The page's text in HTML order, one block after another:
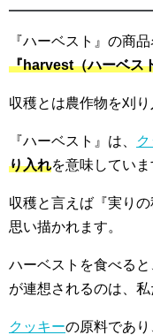
『ハーベスト』の商品
『harvest（ハーベス
収穫とは農作物を刈り
『ハーベスト』は、
り入れを意味していま
収穫と言えば『実り
思い描かれます。
ハーベストを食べる
が連想されるのは、
クッキーの原料であ